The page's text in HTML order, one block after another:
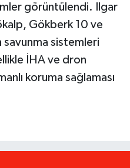
görüntülendi. Ilgar
Gökberk 10 ve
savunma sistemleri
İHA ve dron
koruma sağlaması